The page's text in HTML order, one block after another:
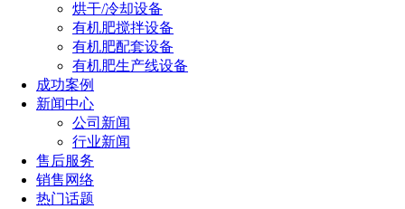
烘干/冷却设备
有机肥搅拌设备
有机肥配套设备
有机肥生产线设备
成功案例
新闻中心
公司新闻
行业新闻
售后服务
销售网络
热门话题